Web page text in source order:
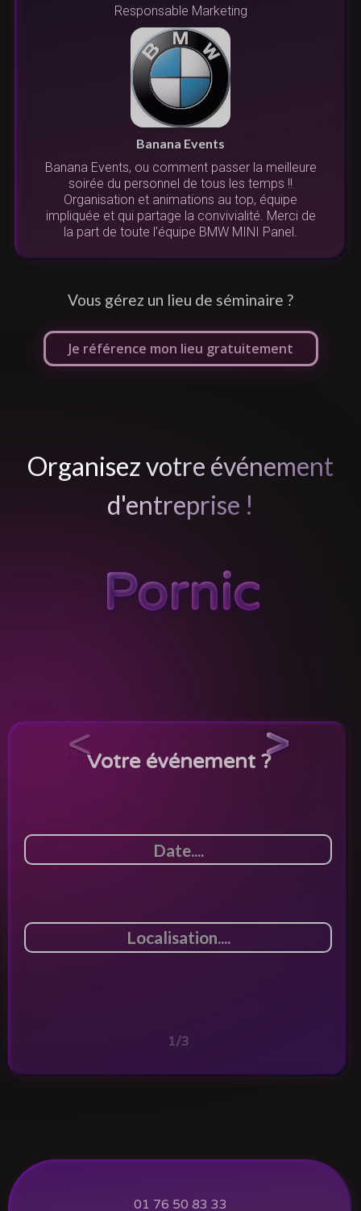
Responsable Marketing
Banana Events
Banana Events, ou comment passer la meilleure
soirée du personnel de tous les temps !!
Organisation et animations au top, équipe
impliquée et qui partage la convivialité. Merci de
la part de toute l'équipe BMW MINI Panel.
Vous gérez un lieu de séminaire ?
Je référence mon lieu gratuitement
Organisez votre événement
d'entreprise !
Pornic
Votre événement ?
1/3
< >
01 76 50 83 33